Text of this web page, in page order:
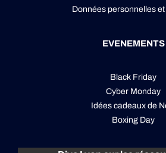
Données personnelleset
EVENEMENTS
Black Friday
Cyber Monday
Idées cadeaux de
Boxing Day